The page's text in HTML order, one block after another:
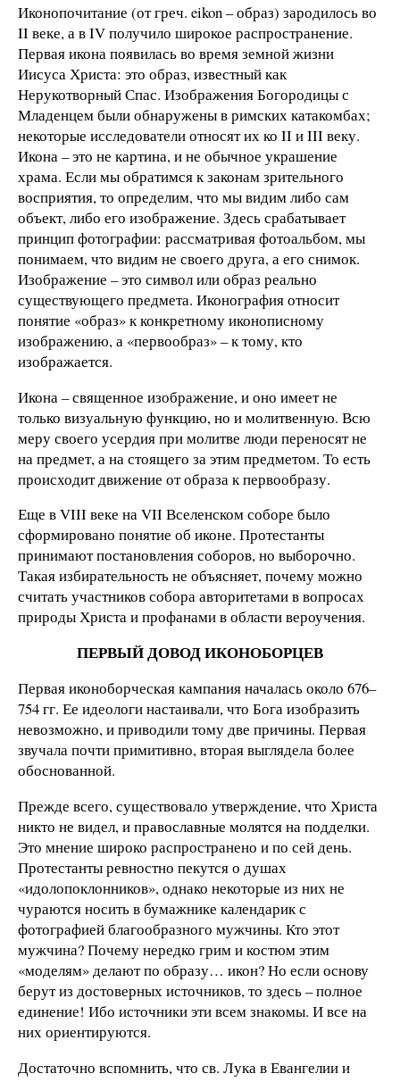
Иконопочитание (от греч. eikon – образ) зародилось во
II веке, а в IV получило широкое распространение.
Первая икона появилась во время земной жизни
Иисуса Христа: это образ, известный как
Нерукотворный Спас. Изображения Богородицы с
Младенцем были обнаружены в римских катакомбах;
некоторые исследователи относят их ко II и III веку.
Икона – это не картина, и не обычное украшение
храма. Если мы обратимся к законам зрительного
восприятия, то определим, что мы видим либо сам
объект, либо его изображение. Здесь срабатывает
принцип фотографии: рассматривая фотоальбом, мы
понимаем, что видим не своего друга, а его снимок.
Изображение – это символ или образ реально
существующего предмета. Иконография относит
понятие «образ» к конкретному иконописному
изображению, а «первообраз» – к тому, кто
изображается.
Икона – священное изображение, и оно имеет не
только визуальную функцию, но и молитвенную. Всю
меру своего усердия при молитве люди переносят не
на предмет, а на стоящего за этим предметом. То есть
происходит движение от образа к первообразу.
Еще в VIII веке на VII Вселенском соборе было
сформировано понятие об иконе. Протестанты
принимают постановления соборов, но выборочно.
Такая избирательность не объясняет, почему можно
считать участников собора авторитетами в вопросах
природы Христа и профанами в области вероучения.
ПЕРВЫЙ ДОВОД ИКОНОБОРЦЕВ
Первая иконоборческая кампания началась около 676–
754 гг. Ее идеологи настаивали, что Бога изобразить
невозможно, и приводили тому две причины. Первая
звучала почти примитивно, вторая выглядела более
обоснованной.
Прежде всего, существовало утверждение, что Христа
никто не видел, и православные молятся на подделки.
Это мнение широко распространено и по сей день.
Протестанты ревностно пекутся о душах
«идолопоклонников», однако некоторые из них не
чураются носить в бумажнике календарик с
фотографией благообразного мужчины. Кто этот
мужчина? Почему нередко грим и костюм этим
«моделям» делают по образу… икон? Но если основу
берут из достоверных источников, то здесь – полное
единение! Ибо источники эти всем знакомы. И все на
них ориентируются.
Достаточно вспомнить, что св. Лука в Евангелии и